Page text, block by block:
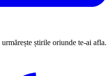
știrile oriunde te-ai afla.